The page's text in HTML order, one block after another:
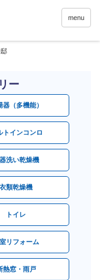
menu
ー
器（多機能）
トインコンロ
洗い乾燥機
衣類乾燥機
トイレ
リフォーム
熱窓・雨戸